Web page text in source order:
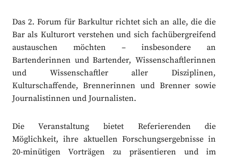
Das 2. Forum für Barkultur richtet sich an alle, die die
Bar als Kulturort verstehen und sich fachübergreifend
austauschen möchten – insbesondere an
Bartenderinnen und Bartender, Wissenschaftlerinnen
und Wissenschaftler aller Disziplinen,
Kulturschaffende, Brennerinnen und Brenner sowie
Journalistinnen und Journalisten.
Die Veranstaltung bietet Referierenden die
Möglichkeit, ihre aktuellen Forschungsergebnisse in
20-minütigen Vorträgen zu präsentieren und im